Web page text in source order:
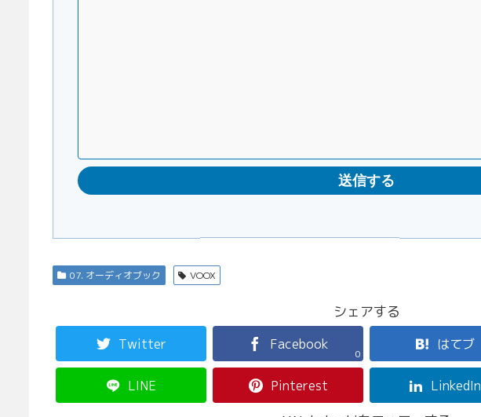
07. オーディオブック VOOX
シェアする
Twitter Facebook
0
はてブ
LINE Pinterest LinkedIn